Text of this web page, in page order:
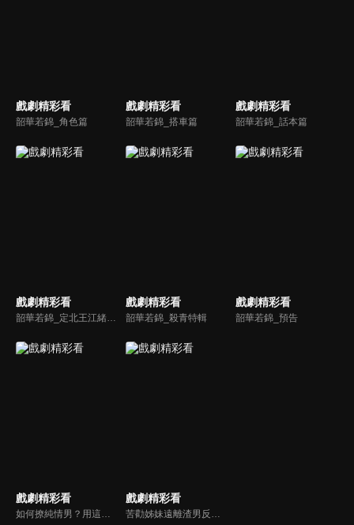
戲劇精彩看
韶華若錦_角色篇
戲劇精彩看
韶華若錦_搭車篇
戲劇精彩看
韶華若錦_話本篇
戲劇精彩看
韶華若錦_定北王江緒帥氣篇
戲劇精彩看
韶華若錦_殺青特輯
戲劇精彩看
韶華若錦_預告
戲劇精彩看
如何撩純情男？用這招就對了！
戲劇精彩看
苦勸姊妹遠離渣男反被罵？！